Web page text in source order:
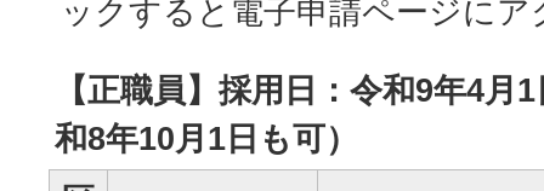
ックすると電子申請ページに
【正職員】採用日：令和9年4月
和8年10月1日も可）